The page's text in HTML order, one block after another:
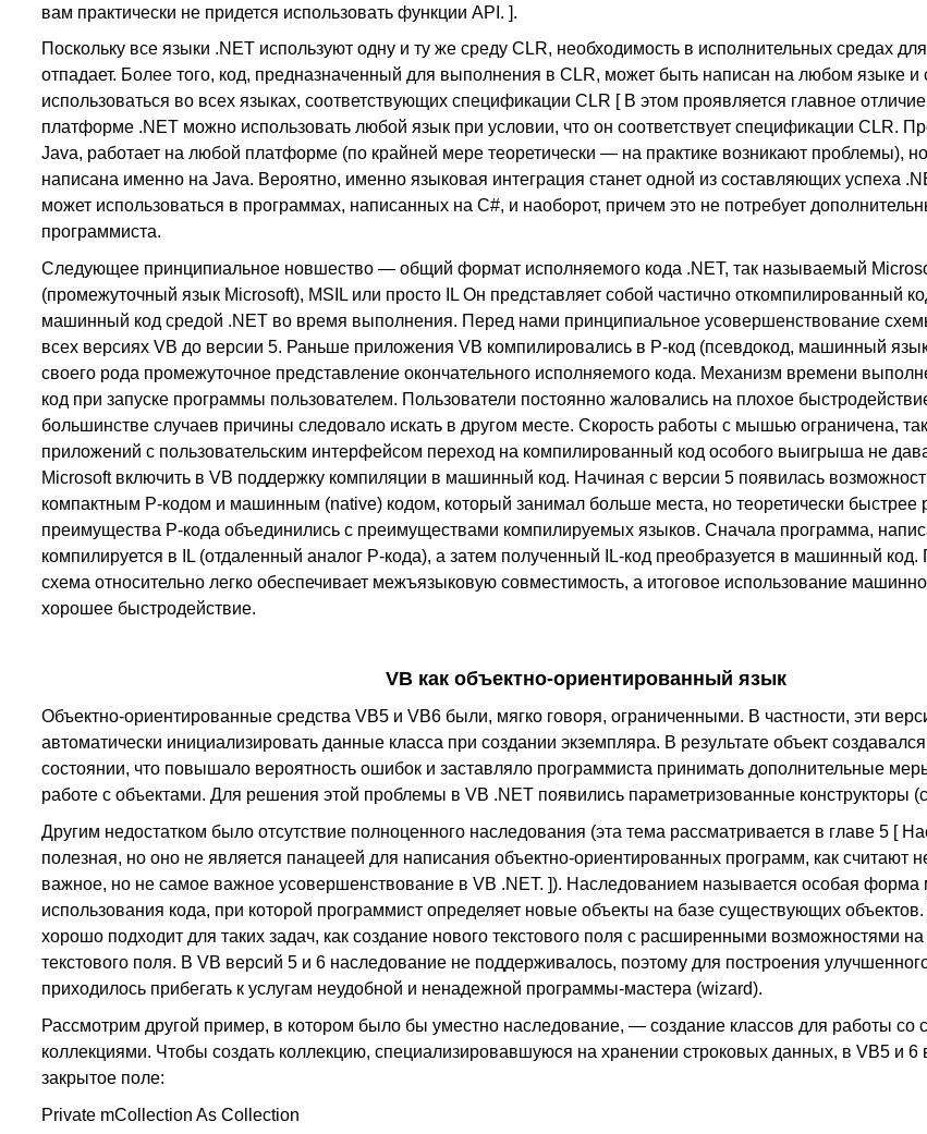
вам практически не придется использовать функции API. ].
Поскольку все языки .NET используют одну и ту же среду CLR, необходимость в исполнительных средах
отпадает. Более того, код, предназначенный для выполнения в CLR, может быть написан на любом языке
использоваться во всех языках, соответствующих спецификации CLR [ В этом проявляется главное
платформе .NET можно использовать любой язык при условии, что он соответствует спецификации CLR.
Java, работает на любой платформе (по крайней мере теоретически — на практике возникают проблемы),
написана именно на Java. Вероятно, именно языковая интеграция станет одной из составляющих успеха
может использоваться в программах, написанных на С#, и наоборот, причем это не потребует
программиста.
Следующее принципиальное новшество — общий формат исполняемого кода .NET, так называемый
(промежуточный язык Microsoft), MSIL или просто IL Он представляет собой частично откомпилированный
машинный код средой .NET во время выполнения. Перед нами принципиальное усовершенствование
всех версиях VB до версии 5. Раньше приложения VB компилировались в Р-код (псевдокод, машинный
своего рода промежуточное представление окончательного исполняемого кода. Механизм времени
код при запуске программы пользователем. Пользователи постоянно жаловались на плохое
большинстве случаев причины следовало искать в другом месте. Скорость работы с мышью ограничена,
приложений с пользовательским интерфейсом переход на компилированный код особого выигрыша не
Microsoft включить в VB поддержку компиляции в машинный код. Начиная с версии 5 появилась
компактным Р-кодом и машинным (native) кодом, который занимал больше места, но теоретически быстрее
преимущества Р-кода объединились с преимуществами компилируемых языков. Сначала программа,
компилируется в IL (отдаленный аналог Р-кода), а затем полученный IL-код преобразуется в машинный
схема относительно легко обеспечивает межъязыковую совместимость, а итоговое использование
хорошее быстродействие.
VB как объектно-ориентированный язык
Объектно-ориентированные средства VB5 и VB6 были, мягко говоря, ограниченными. В частности, эти
автоматически инициализировать данные класса при создании экземпляра. В результате объект
состоянии, что повышало вероятность ошибок и заставляло программиста принимать дополнительные
работе с объектами. Для решения этой проблемы в VB .NET появились параметризованные конструкторы
Другим недостатком было отсутствие полноценного наследования (эта тема рассматривается в главе 5 [
полезная, но оно не является панацеей для написания объектно-ориентированных программ, как считают
важное, но не самое важное усовершенствование в VB .NET. ]). Наследованием называется особая форма
использования кода, при которой программист определяет новые объекты на базе существующих
хорошо подходит для таких задач, как создание нового текстового поля с расширенными возможностями
текстового поля. В VB версий 5 и 6 наследование не поддерживалось, поэтому для построения
приходилось прибегать к услугам неудобной и ненадежной программы-мастера (wizard).
Рассмотрим другой пример, в котором было бы уместно наследование, — создание классов для работы со
коллекциями. Чтобы создать коллекцию, специализировавшуюся на хранении строковых данных, в VB5 и 6
закрытое поле:
Private mCollection As Collection